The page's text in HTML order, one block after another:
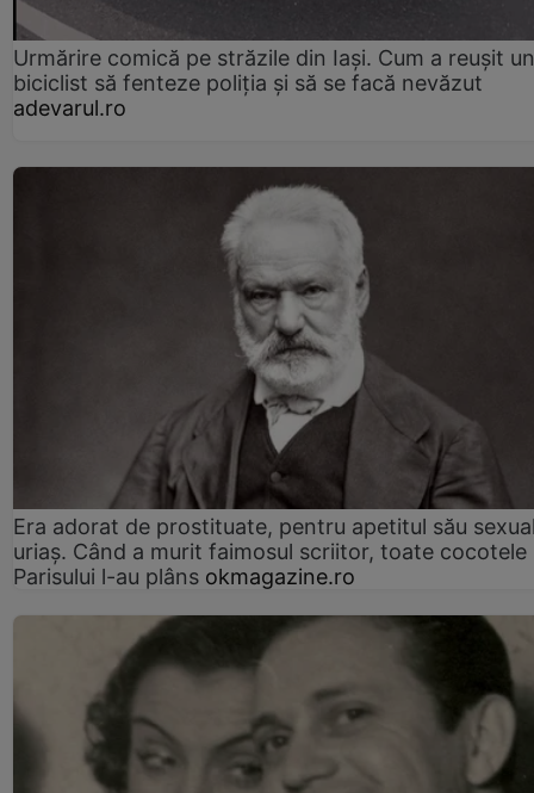
Urmărire comică pe străzile din Iași. Cum a reușit un
biciclist să fenteze poliția și să se facă nevăzut
adevarul.ro
Era adorat de prostituate, pentru apetitul său
uriaș. Când a murit faimosul scriitor, toate cocotele
Parisului l-au plâns okmagazine.ro